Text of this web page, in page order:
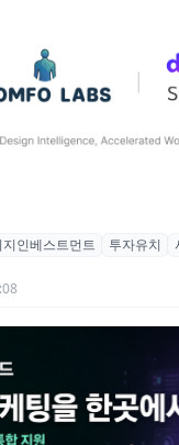
로디지인베스트
지인베스트먼트 투자유치